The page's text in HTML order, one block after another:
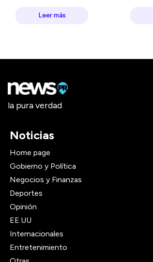
Leer más
la pura verdad
Noticias
Home page
Gobierno y Política
Negocios y Finanzas
Deportes
Opinión
EE.UU
Internacionales
Entretenimiento